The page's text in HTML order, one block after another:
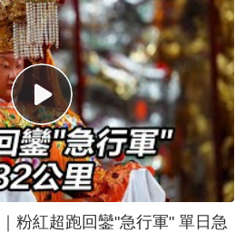
紅超跑回鑾"急行軍" 單日急